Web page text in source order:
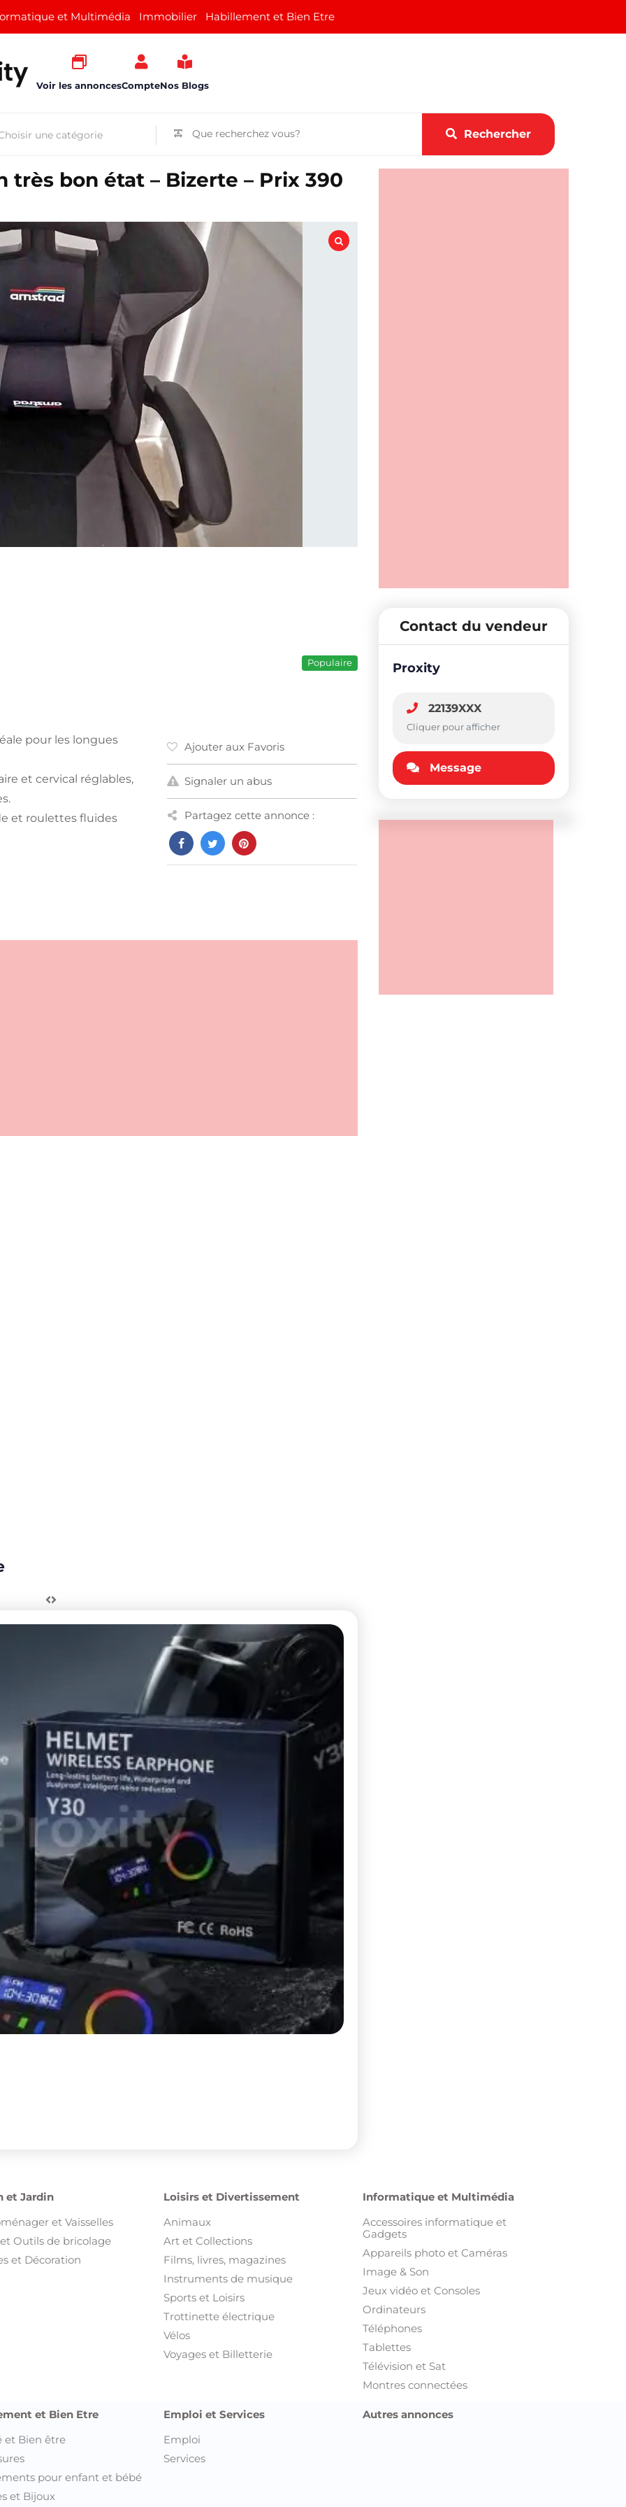
et Multimédia Immobilier Habillement et Bien Etre
Voir les annoncesCompteNos Blogs
Rechercher
très bon état – Bizerte – Prix 390
Populaire
pour les longues
et cervical réglables,
et roulettes fluides
Ajouter aux Favoris
Signaler un abus
Partagez cette annonce :
Contact du vendeur
Proxity
22139XXX
Cliquer pour afficher
Message
et Jardin
et Vaisselles
Outils de bricolage
et Décoration
Loisirs et Divertissement
Animaux
Art et Collections
Films, livres, magazines
Instruments de musique
Sports et Loisirs
Trottinette électrique
Vélos
Voyages et Billetterie
Informatique et Multimédia
Accessoires informatique et
Gadgets
Appareils photo et Caméras
Image & Son
Jeux vidéo et Consoles
Ordinateurs
Téléphones
Tablettes
Télévision et Sat
Montres connectées
et Bien Etre
et Bien être
pour enfant et bébé
et Bijoux
Emploi et Services
Emploi
Services
Autres annonces